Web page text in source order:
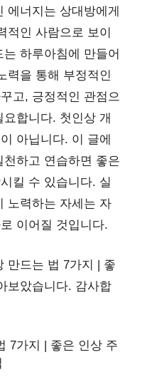
에너지는 상대방에게
적인 사람으로 보이
하루아침에 만들어
력을 통해 부정적인
고, 긍정적인 관점으
합니다. 첫인상 개
아닙니다. 이 글에
하고 연습하면 좋은
킬 수 있습니다. 실
노력하는 자세는 자
이어질 것입니다.
만드는 법 7가지 | 좋
보았습니다. 감사합